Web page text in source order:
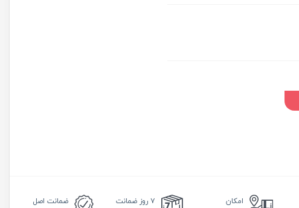
امکان
۷ روز
ضمانت
ضمانت اصل